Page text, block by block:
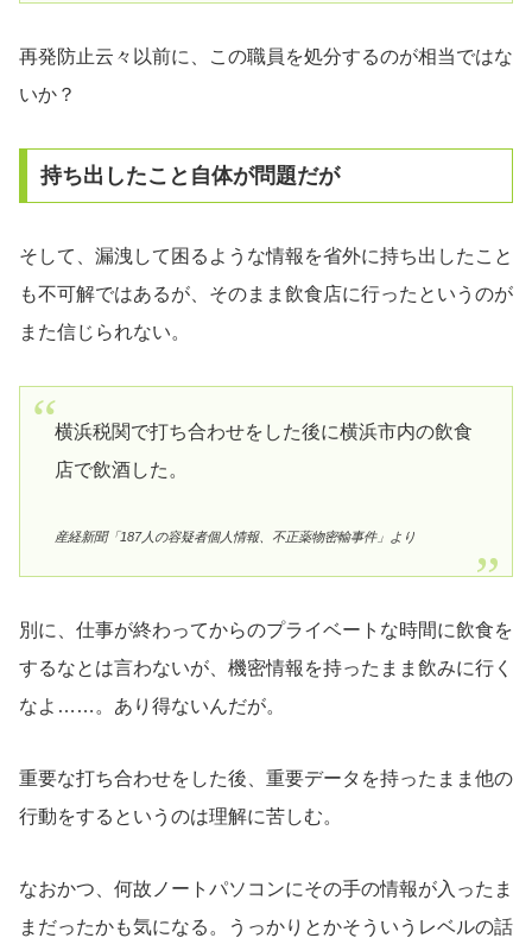
再発防止云々以前に、この職員を処分するのが相当ではな
いか？
持ち出したこと自体が問題だが
そして、漏洩して困るような情報を省外に持ち出したこと
も不可解ではあるが、そのまま飲食店に行ったというのが
また信じられない。
横浜税関で打ち合わせをした後に横浜市内の飲食
店で飲酒した。
産経新聞「187人の容疑者個人情報、不正薬物密輸事件」より
別に、仕事が終わってからのプライベートな時間に飲食を
するなとは言わないが、機密情報を持ったまま飲みに行く
なよ……。あり得ないんだが。
重要な打ち合わせをした後、重要データを持ったまま他の
行動をするというのは理解に苦しむ。
なおかつ、何故ノートパソコンにその手の情報が入ったま
まだったかも気になる。うっかりとかそういうレベルの話